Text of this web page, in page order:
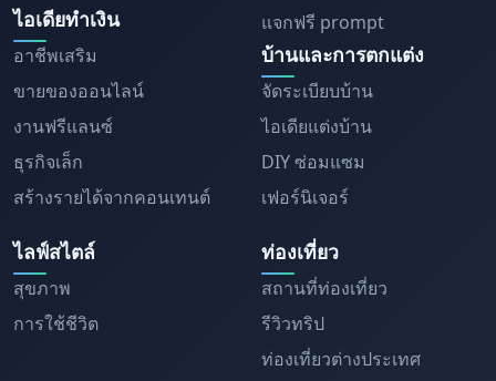
ไอเดียทำเงิน
อาชีพเสริม
ขายของออนไลน์
งานฟรีแลนซ์
ธุรกิจเล็ก
สร้างรายได้จากคอนเทนต์
แจกฟรี prompt
บ้านและการตกแต่ง
จัดระเบียบบ้าน
ไอเดียแต่งบ้าน
DIY ซ่อมแซม
เฟอร์นิเจอร์
ไลฟ์สไตล์
สุขภาพ
การใช้ชีวิต
ท่องเที่ยว
สถานที่ท่องเที่ยว
รีวิวทริป
ท่องเที่ยวต่างประเทศ